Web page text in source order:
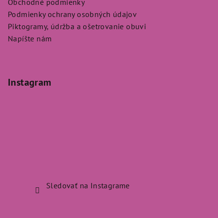
Podmienky ochrany osobných údajov
Piktogramy, údržba a ošetrovanie obuvi
Napíšte nám
Instagram
Sledovať na Instagrame